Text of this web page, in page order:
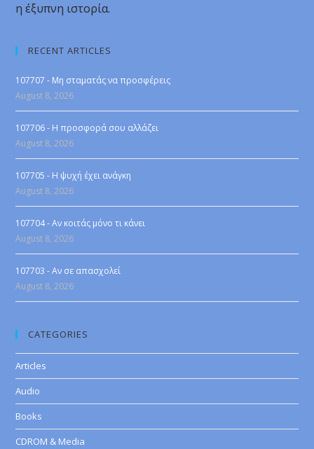
η έξυπνη ιστορία.
RECENT ARTICLES
107707 - Μη σταματάς να προσφέρεις
August 8, 2026
107706 - Η προσφορά σου αλλάζει
August 8, 2026
107705 - Η ψυχή έχει ανάγκη
August 8, 2026
107704 - Αν κοιτάς μόνο τι κάνει
August 8, 2026
107703 - Αν σε απασχολεί
August 8, 2026
CATEGORIES
Articles
Audio
Books
CDROM & Media